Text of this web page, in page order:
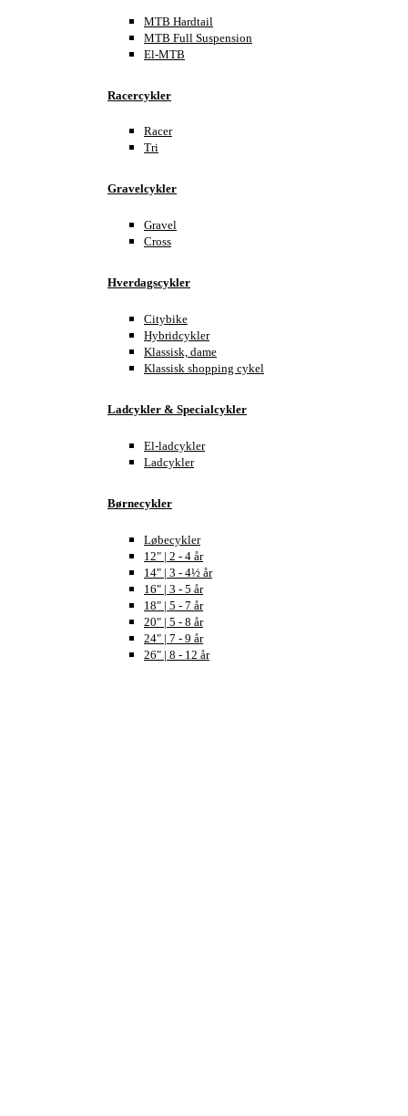
MTB Hardtail
MTB Full Suspension
El-MTB
Racercykler
Racer
Tri
Gravelcykler
Gravel
Cross
Hverdagscykler
Citybike
Hybridcykler
Klassisk, dame
Klassisk shopping cykel
Ladcykler & Specialcykler
El-ladcykler
Ladcykler
Børnecykler
Løbecykler
12" | 2 - 4 år
14" | 3 - 4½ år
16" | 3 - 5 år
18" | 5 - 7 år
20" | 5 - 8 år
24" | 7 - 9 år
26" | 8 - 12 år